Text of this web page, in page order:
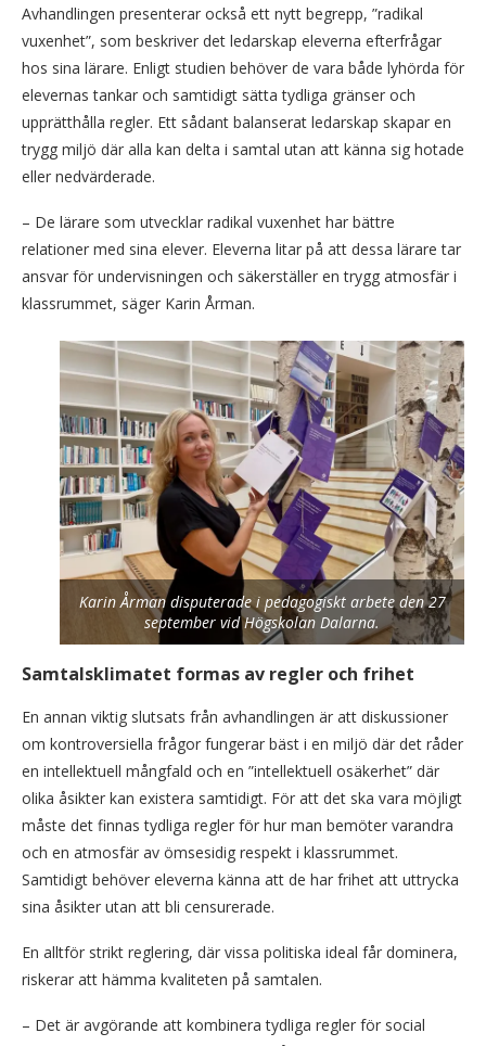
Avhandlingen presenterar också ett nytt begrepp, ”radikal
vuxenhet”, som beskriver det ledarskap eleverna efterfrågar
hos sina lärare. Enligt studien behöver de vara både lyhörda för
elevernas tankar och samtidigt sätta tydliga gränser och
upprätthålla regler. Ett sådant balanserat ledarskap skapar en
trygg miljö där alla kan delta i samtal utan att känna sig hotade
eller nedvärderade.
– De lärare som utvecklar radikal vuxenhet har bättre
relationer med sina elever. Eleverna litar på att dessa lärare tar
ansvar för undervisningen och säkerställer en trygg atmosfär i
klassrummet, säger Karin Årman.
Karin Årman disputerade i pedagogiskt arbete den 27
september vid Högskolan Dalarna.
Samtalsklimatet formas av regler och frihet
En annan viktig slutsats från avhandlingen är att diskussioner
om kontroversiella frågor fungerar bäst i en miljö där det råder
en intellektuell mångfald och en ”intellektuell osäkerhet” där
olika åsikter kan existera samtidigt. För att det ska vara möjligt
måste det finnas tydliga regler för hur man bemöter varandra
och en atmosfär av ömsesidig respekt i klassrummet.
Samtidigt behöver eleverna känna att de har frihet att uttrycka
sina åsikter utan att bli censurerade.
En alltför strikt reglering, där vissa politiska ideal får dominera,
riskerar att hämma kvaliteten på samtalen.
– Det är avgörande att kombinera tydliga regler för social